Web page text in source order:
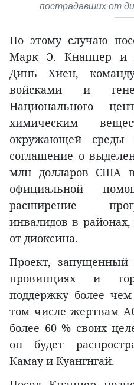
пострадавших от
По этому случаю
Марк Э. Кнаппер и
Динь Хиен,
войсками и
Национального
химическим
окружающей среды
соглашение о
млн долларов США в
официальной
расширение
инвалидов в
от диоксина.
Проект,
провинциях и
поддержку более
том числе жертвам
более 60 % своих
он будет
Камау и Куангнгай.